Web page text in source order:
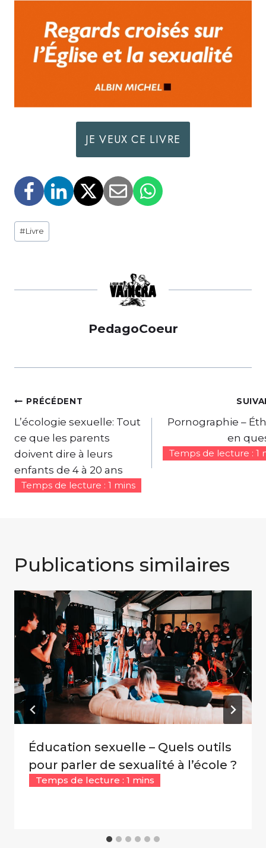
JE VEUX CE LIVRE
Étiquettes
de
#Livre
PedagoCoeur
Navigation
de
l’article
PRÉCÉDENT
L’écologie sexuelle: Tout
ce que les parents
doivent dire à leurs
enfants de 4 à 20 ans
Pornographie –
en
Publications similaires
Éducation sexuelle – Quels outils
pour parler de sexualité à l’école ?